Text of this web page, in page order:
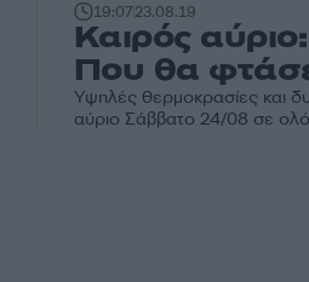
19:0723.08.19
Καιρός
Που θα
Υψηλές θερμοκρασίες και
αύριο Σάββατο 24/08 σε